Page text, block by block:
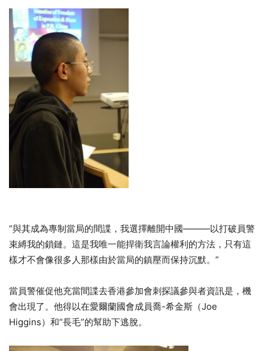
“與其成為專制當局的間諜，我選擇離開中國———以打破員警
束縛我的鎖鏈。這是我唯一能捍衛我言論權利的方法，只有這
樣才不會像很多人那樣由於當局的鎮壓而保持沉默。”
當員警催促他充當間諜去香港參加會刺探議參與者資訊是，機
會出現了。他得以在愛爾蘭國會成員喬-希金斯（Joe
Higgins）和“長毛”的幫助下逃脫。